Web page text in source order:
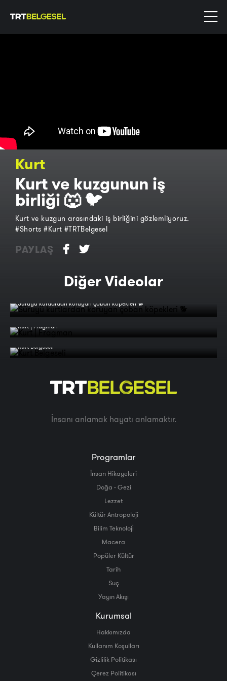
Kurt
Kurt ve kuzgunun iş
birliği 🐺 🐦
Kurt ve kuzgun arasındaki iş birliğini gözlemliyoruz.
#Shorts #Kurt #TRTBelgesel
PAYLAŞ
Diğer Videolar
Sürüyü kurtlardan koruyan çoban köpekleri 🐕
Kurt | Fragman
Kurt Belgeseli
İnsanı anlamak hayatı anlamaktır.
Programlar
İnsan Hikayeleri
Doğa - Gezi
Lezzet
Kültür Antropoloji
Bilim Teknoloji̇
Macera
Popüler Kültür
Tarih
Suç
Yayın Akışı
Kurumsal
Hakkımızda
Kullanım Koşulları
Gizlilik Politikası
Çerez Politikası